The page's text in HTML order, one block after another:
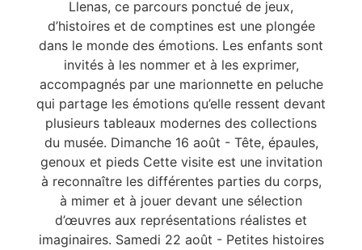
Llenas, ce parcours ponctué de jeux,
d’histoires et de comptines est une plongée
dans le monde des émotions. Les enfants sont
invités à les nommer et à les exprimer,
accompagnés par une marionnette en peluche
qui partage les émotions qu’elle ressent devant
plusieurs tableaux modernes des collections
du musée. Dimanche 16 août - Tête, épaules,
genoux et pieds Cette visite est une invitation
à reconnaître les différentes parties du corps,
à mimer et à jouer devant une sélection
d’œuvres aux représentations réalistes et
imaginaires. Samedi 22 août - Petites histoires